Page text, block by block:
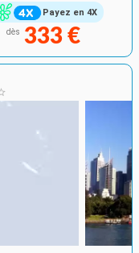
Payez en 4X
dès 333 €